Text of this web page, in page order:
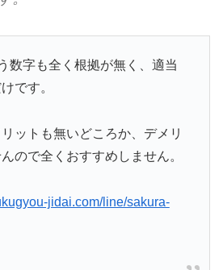
数字も全く根拠が無く、適当
です。
ットも無いどころか、デメリ
ので全くおすすめしません。
jidai.com/line/sakura-